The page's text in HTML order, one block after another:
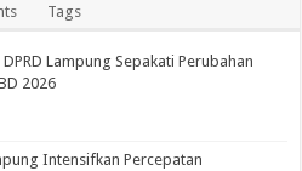
Tags
Lampung Sepakati Perubahan
2026
Intensifkan Percepatan